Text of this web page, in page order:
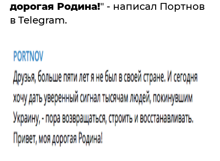
дорогая Родина!" - написал Портнов
в Telegram.